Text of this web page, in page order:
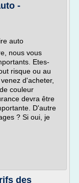
-
auto
nous vous
Etes-
risque ou au
d'acheter,
couleur
devra être
D'autre
? Si oui, je
des